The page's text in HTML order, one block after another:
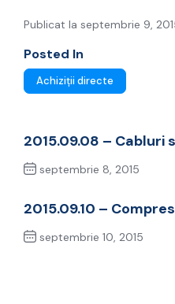
Publicat la septembrie 9,
Posted In
Achiziții directe
2015.09.08 –
septembrie 8, 2015
2015.09.10 –
septembrie 10, 2015